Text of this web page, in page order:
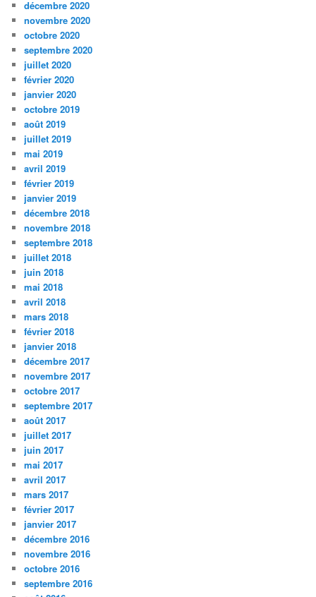
décembre 2020
novembre 2020
octobre 2020
septembre 2020
juillet 2020
février 2020
janvier 2020
octobre 2019
août 2019
juillet 2019
mai 2019
avril 2019
février 2019
janvier 2019
décembre 2018
novembre 2018
septembre 2018
juillet 2018
juin 2018
mai 2018
avril 2018
mars 2018
février 2018
janvier 2018
décembre 2017
novembre 2017
octobre 2017
septembre 2017
août 2017
juillet 2017
juin 2017
mai 2017
avril 2017
mars 2017
février 2017
janvier 2017
décembre 2016
novembre 2016
octobre 2016
septembre 2016